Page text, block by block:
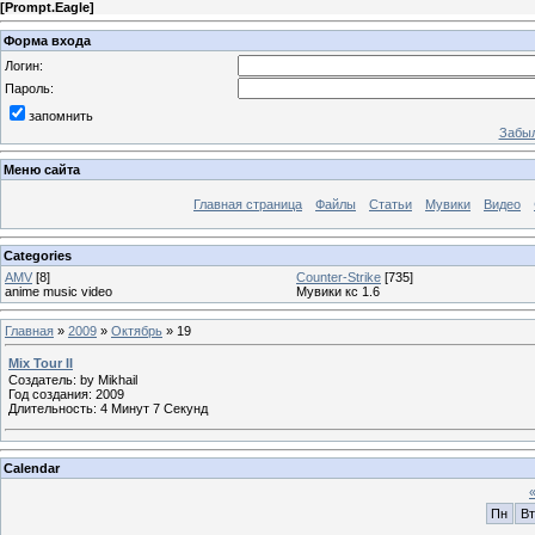
[Prompt.Eagle]
Форма входа
Логин:
Пароль:
запомнить
Меню сайта
Главная страница Файлы Статьи Мувики Видео
Categories
AMV [8]
anime music video
Counter-Strike [735]
Мувики кс 1.6
Главная » 2009 » Октябрь » 19
Mix Tour II
Создатель: by Mikhail
Год создания: 2009
Длительность: 4 Минут 7 Секунд
Calendar
«
Пн
Вт